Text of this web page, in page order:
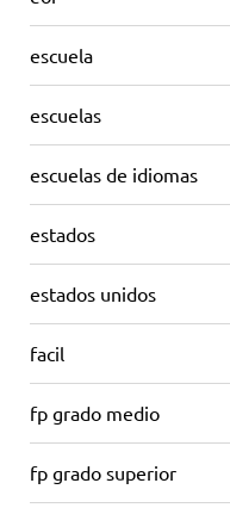
escuela
escuelas
escuelas de idiomas
estados
estados unidos
facil
fp grado medio
fp grado superior